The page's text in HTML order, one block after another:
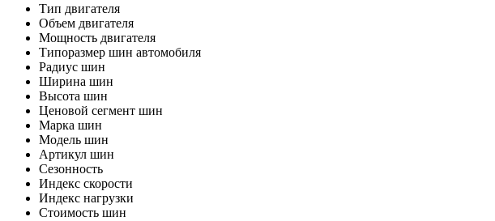
Тип двигателя
Объем двигателя
Мощность двигателя
Типоразмер шин автомобиля
Радиус шин
Ширина шин
Высота шин
Ценовой сегмент шин
Марка шин
Модель шин
Артикул шин
Сезонность
Индекс скорости
Индекс нагрузки
Стоимость шин